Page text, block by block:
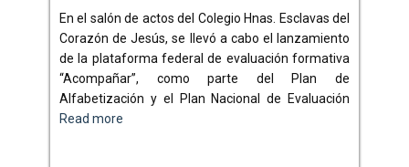
En el salón de actos del Colegio Hnas. Esclavas del
Corazón de Jesús, se llevó a cabo el lanzamiento
de la plataforma federal de evaluación formativa
“Acompañar”, como parte del Plan de
Alfabetización y el Plan Nacional de Evaluación
Read more